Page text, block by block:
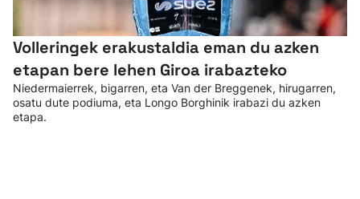
Volleringek erakustaldia eman du azken
etapan bere lehen Giroa irabazteko
Niedermaierrek, bigarren, eta Van der Breggenek, hirugarren,
osatu dute podiuma, eta Longo Borghinik irabazi du azken
etapa.